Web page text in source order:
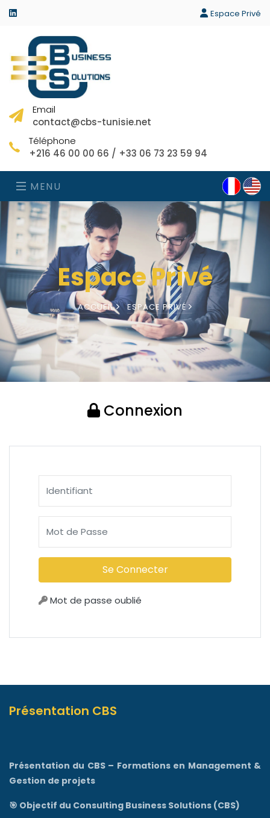
Email
contact@cbs-tunisie.net
Téléphone
+216 46 00 00 66 / +33 06 73 23 59 94
linkedin Espace Privé
MENU
Espace Privé
ACCUEIL ESPACE PRIVÉ
Connexion
Mot de passe oublié
Présentation CBS
Présentation du CBS – Formations en Management &
Gestion de projets
🎯 Objectif du Consulting Business Solutions (CBS)